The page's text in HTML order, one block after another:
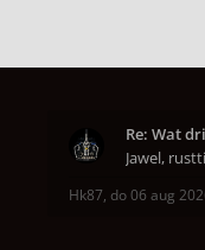
Re: Wat
Hk87, do 06 aug